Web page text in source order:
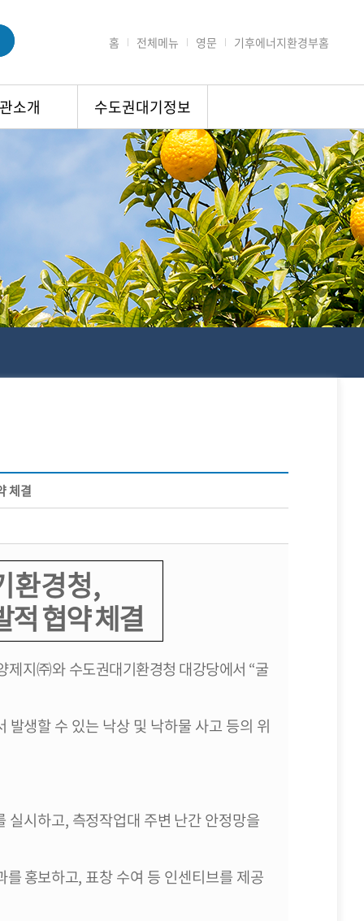
홈 전체메뉴 영문 기후에너지환경부홈
소개 수도권대기정보
체결
환경청,
적 협약 체결
제지㈜와수도권대기환경청 대강당에서 “굴
발생할 수 있는 낙상 및 낙하물 사고 등의 위
실시하고, 측정작업대 주변 난간 안정망을
를 홍보하고, 표창 수여 등 인센티브를 제공